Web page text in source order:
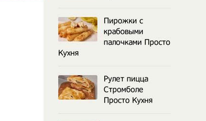
Пирожки с
крабовыми
палочками Просто
Кухня
Рулет пицца
Стромболе
Просто Кухня